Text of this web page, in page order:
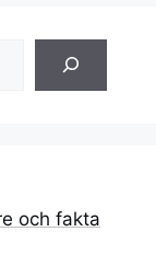
och fakta